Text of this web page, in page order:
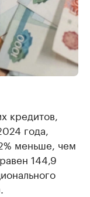
кредитов,
года,
меньше, чем
144,9